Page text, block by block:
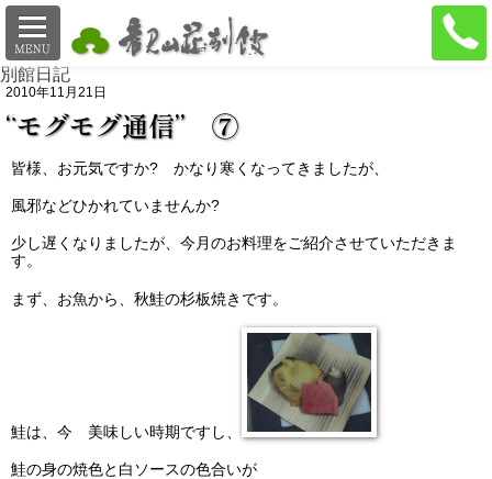
別館日記
2010年11月21日
“モグモグ通信” ⑦
皆様、お元気ですか? かなり寒くなってきましたが、
風邪などひかれていませんか?
少し遅くなりましたが、今月のお料理をご紹介させていただきま
す。
まず、お魚から、秋鮭の杉板焼きです。
鮭は、今 美味しい時期ですし、
鮭の身の焼色と白ソースの色合いが